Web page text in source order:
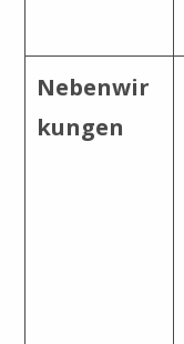
Nebenwir
kungen